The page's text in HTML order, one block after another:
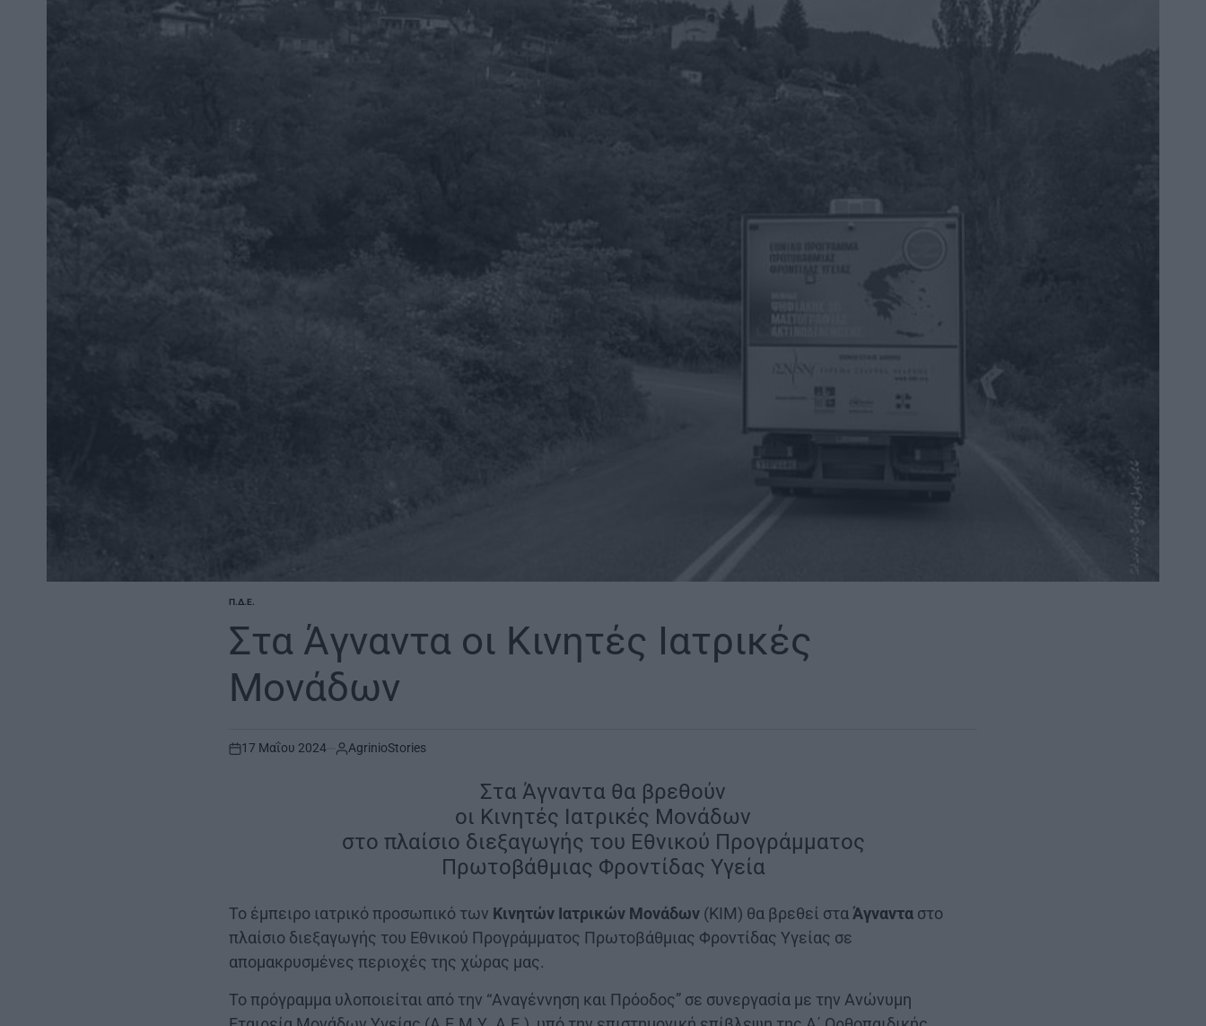
POSTED
Π.Δ.Ε.
Στα Άγναντα οι Κινητές Ιατρικές
Μονάδων
on
17 Μαΐου 2024 AgrinioStories
Στα Άγναντα θα βρεθούν
οι Κινητές Ιατρικές Μονάδων
στο πλαίσιο διεξαγωγής του Εθνικού Προγράμματος
Πρωτοβάθμιας Φροντίδας Υγεία
Το έμπειρο ιατρικό προσωπικό των Κινητών Ιατρικών Μονάδων (ΚΙΜ) θα βρεθεί σταΆγναντα στο
πλαίσιο διεξαγωγής του Εθνικού Προγράμματος Πρωτοβάθμιας Φροντίδας Υγείας σε
απομακρυσμένες περιοχές της χώρας μας.
Το πρόγραμμα υλοποιείται από την “Αναγέννηση και Πρόοδος” σε συνεργασία με την Ανώνυμη